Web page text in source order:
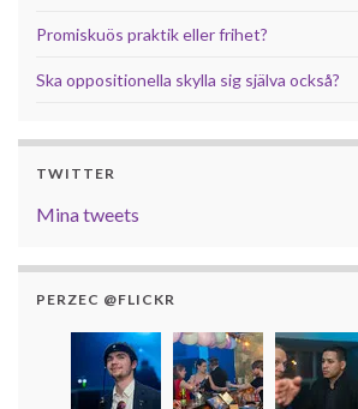
Promiskuös praktik eller frihet?
Ska oppositionella skylla sig själva också?
TWITTER
Mina tweets
PERZEC @FLICKR